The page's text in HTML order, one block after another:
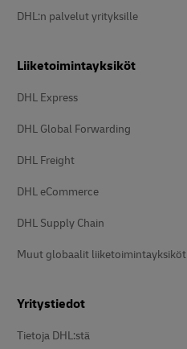
DHL:n palvelut yrityksille
Liiketoimintayksiköt
DHL Express
DHL Global Forwarding
DHL Freight
DHL eCommerce
DHL Supply Chain
Muut globaalit liiketoimintayksiköt
Yritystiedot
Tietoja DHL:stä